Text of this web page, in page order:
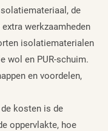
de
werkzaamheden
isolatiematerialen
wol en PUR-schuim.
en voordelen,
kosten is de
oppervlakte, hoe